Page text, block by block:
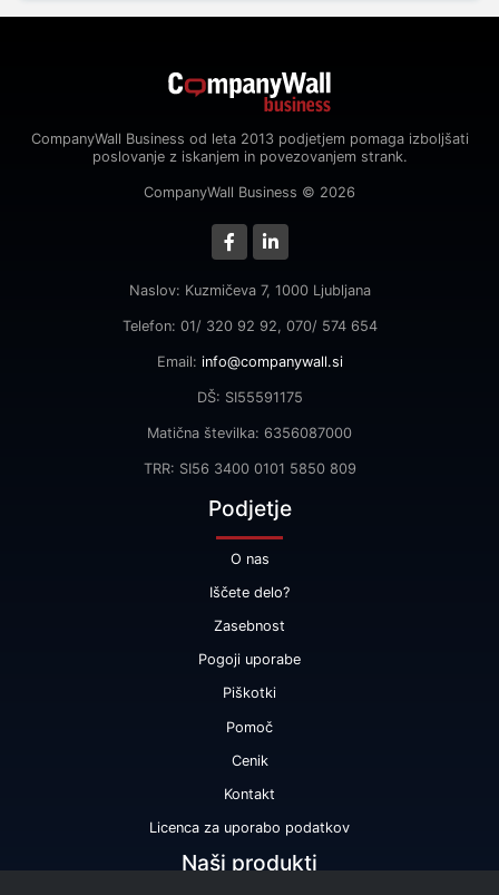
CompanyWall Business od leta 2013 podjetjem pomaga izboljšati
poslovanje z iskanjem in povezovanjem strank.
CompanyWall Business © 2026
Naslov: Kuzmičeva 7, 1000 Ljubljana
Telefon: 01/ 320 92 92, 070/ 574 654
Email: info@companywall.si
DŠ: SI55591175
Matična številka: 6356087000
TRR: SI56 3400 0101 5850 809
Podjetje
O nas
Iščete delo?
Zasebnost
Pogoji uporabe
Piškotki
Pomoč
Cenik
Kontakt
Licenca za uporabo podatkov
Naši produkti